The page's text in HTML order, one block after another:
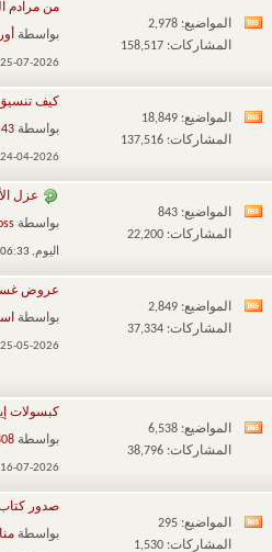
المنتدى
مشاهدة
هذا
المنتدى
المواضيع: 2,978
المشاركات: 158,517
من مرادم
بواسطة
25-07-2026,
مشاهدة
هذا
المنتدى
المواضيع: 18,849
المشاركات: 137,516
كيف تنسيق
بواسطة
24-04-2026,
مشاهدة
هذا
المنتدى
المواضيع: 843
المشاركات: 22,200
عزل
بواسطة
اليوم, 06:33 PM
مشاهدة
المنتدى
المواضيع: 2,849
المشاركات: 37,334
عروض
بواسطة
25-05-2026,
مشاهدة
هذا
المنتدى
المواضيع: 6,538
المشاركات: 38,796
كبسولات
بواسطة
16-07-2026,
مشاهدة
المواضيع: 295
المشاركات: 1,530
صدور
بواسطة